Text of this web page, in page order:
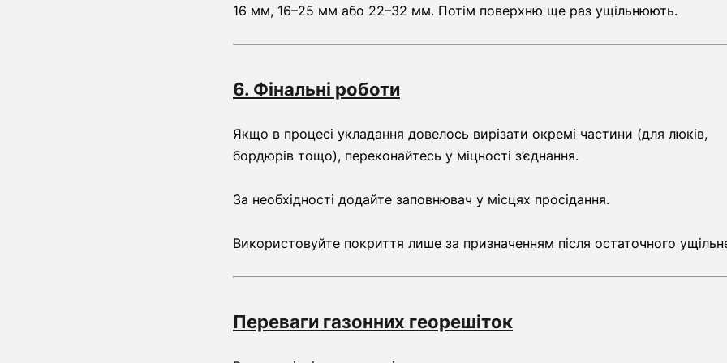
16 мм, 16–25 мм або 22–32 мм. Потім поверхню ще раз ущільнюють.
6. Фінальні роботи
Якщо в процесі укладання довелось вирізати окремі частини (для люків,
бордюрів тощо), переконайтесь у міцності з’єднання.
За необхідності додайте заповнювач у місцях просідання.
Використовуйте покриття лише за призначенням після остаточного
Переваги газонних георешіток